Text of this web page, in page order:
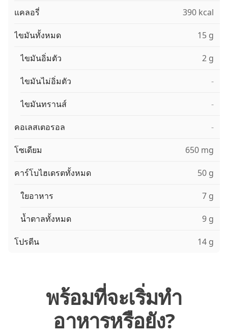
แคลอรี่ 390 kcal
ไขมันทั้งหมด 15 g
ไขมันอิ่มตัว 2 g
ไขมันไม่อิ่มตัว -
ไขมันทรานส์ -
คอเลสเตอรอล -
โซเดียม 650 mg
คาร์โบไฮเดรตทั้งหมด 50 g
ใยอาหาร 7 g
น้ำตาลทั้งหมด 9 g
โปรตีน 14 g
พร้อมที่จะเริ่มทำ
อาหารหรือยัง?